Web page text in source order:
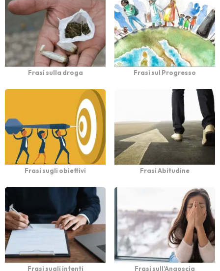
Frasi sulla droga Frasi sul Progresso
Frasi sugli obiettivi Frasi Abitudine
Frasi sugli intenti Frasi sull’Angoscia